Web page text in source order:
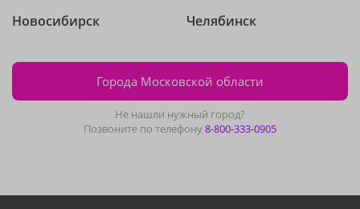
Новосибирск
Челябинск
Города Московской области
Не нашли нужный город?
Позвоните по телефону8-800-333-0905